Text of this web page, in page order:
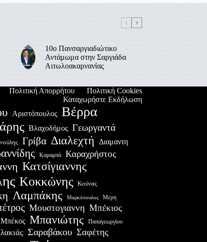
10ο Πανσαργιαδιώτικο
Αντάμωμα στην Σαργιάδα
Αιτωλοακαρνανίας
Πολιτική Απορρήτου
Πολιτική Cookies
Καταχωρήστε Εκδήλωση
Αριστόπουλος Βέρρα
Βλαχοδήμος Γεωργαντά
Γρίβα Διαλεχτή Διαμαντη
Καραμπά Καραχρήστος
Κατσίγιαννης
Κοκκώνης Κούνας
Λαμπάκης Μαρκόπουλος Μερη
Μουστογιαννη Μπέκιος
Μπέκος Μπανιώτης Παπαγεωργίου
Σαραβάκου Σαφέτης